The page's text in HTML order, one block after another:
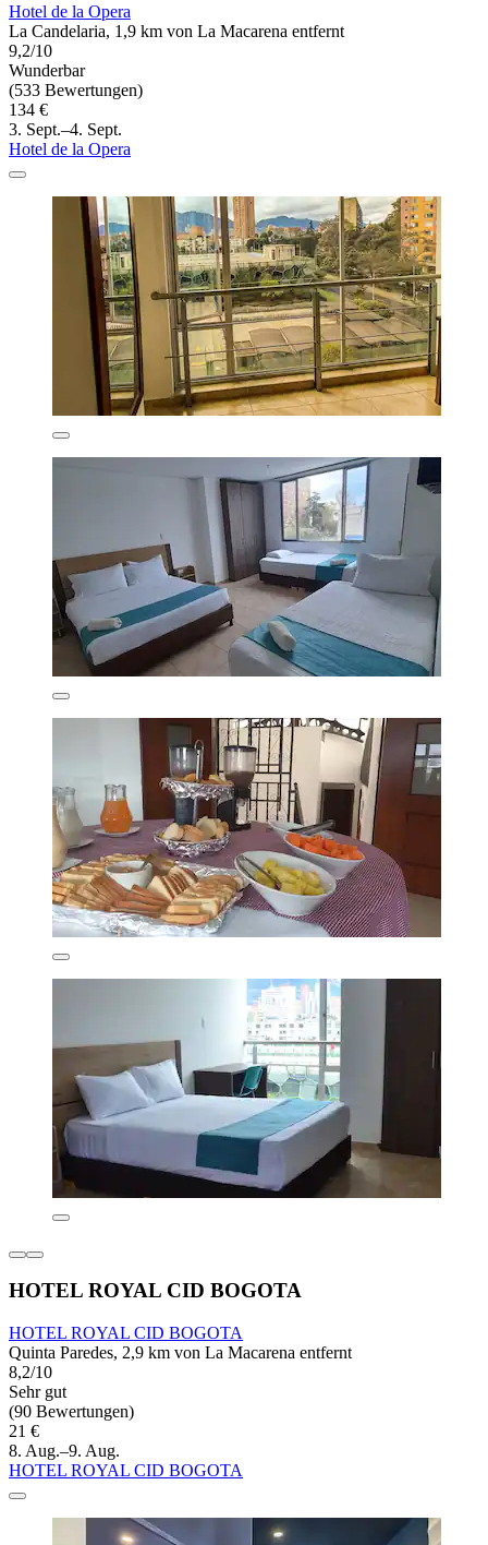
Hotel de la Opera
La Candelaria, 1,9 km von La Macarena entfernt
9,2/10
Wunderbar
(533 Bewertungen)
134 €
3. Sept.–4. Sept.
Hotel de la Opera
HOTEL ROYAL CID BOGOTA
HOTEL ROYAL CID BOGOTA
Quinta Paredes, 2,9 km von La Macarena entfernt
8,2/10
Sehr gut
(90 Bewertungen)
21 €
8. Aug.–9. Aug.
HOTEL ROYAL CID BOGOTA